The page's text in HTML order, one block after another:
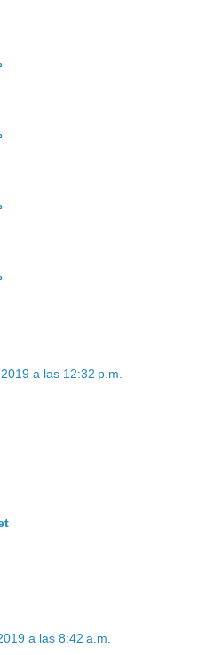
a las 12:32 p.m.
a las 8:42 a.m.